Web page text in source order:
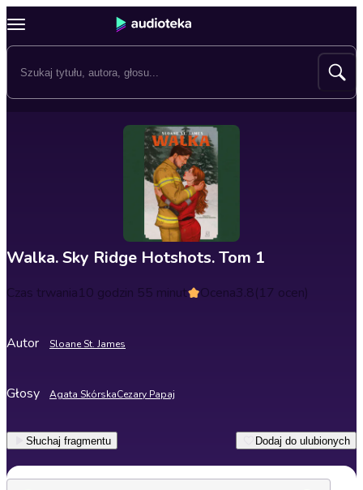
Walka. Sky Ridge Hotshots. Tom 1
Czas trwania10 godzin 55 minut Ocena3.8(17 ocen)
Autor Sloane St. James
Głosy Agata SkórskaCezary Papaj
Słuchaj fragmentu Dodaj do ulubionych